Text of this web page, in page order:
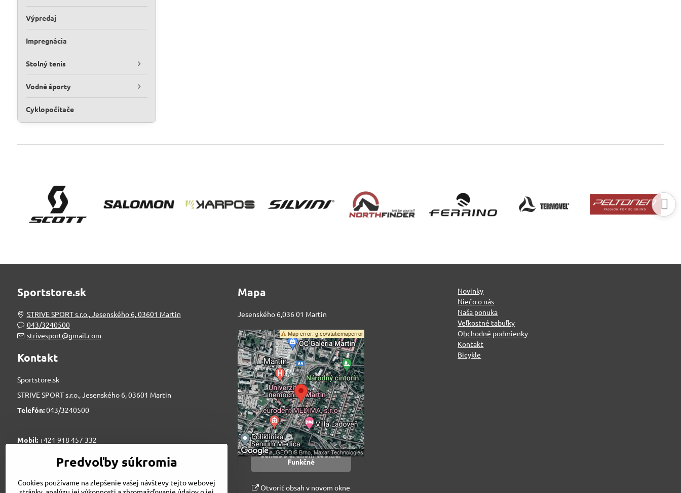
Výpredaj
Impregnácia
Stolný tenis
Vodné športy
Cyklopočítače
Sportstore.sk
STRIVE SPORT s.r.o., Jesenského 6, 03601 Martin
043/3240500
strivesport@gmail.com
Kontakt
Sportstore.sk
STRIVE SPORT s.r.o., Jesenského 6, 03601 Martin
Telefón:043/3240500
Mobil:+421 918 457 332
novinky@sportstore.sk
Mapa
Jesenského 6,036 01 Martin
Externý obsah je
blokovaný Voľbami
súkromia
Prajete si načítať externý obsah?
Povoliť tentokrát
Povoliť a zapamätať -
súhlas s druhom cookie:
Funkčné
Otvoriť obsah v novom okne
Novinky
Niečo o nás
Naša ponuka
Veľkostné tabuľky
Obchodné podmienky
Kontakt
Bicykle
Predvoľby súkromia
Cookies používame na zlepšenie vašej návštevy tejto webovej